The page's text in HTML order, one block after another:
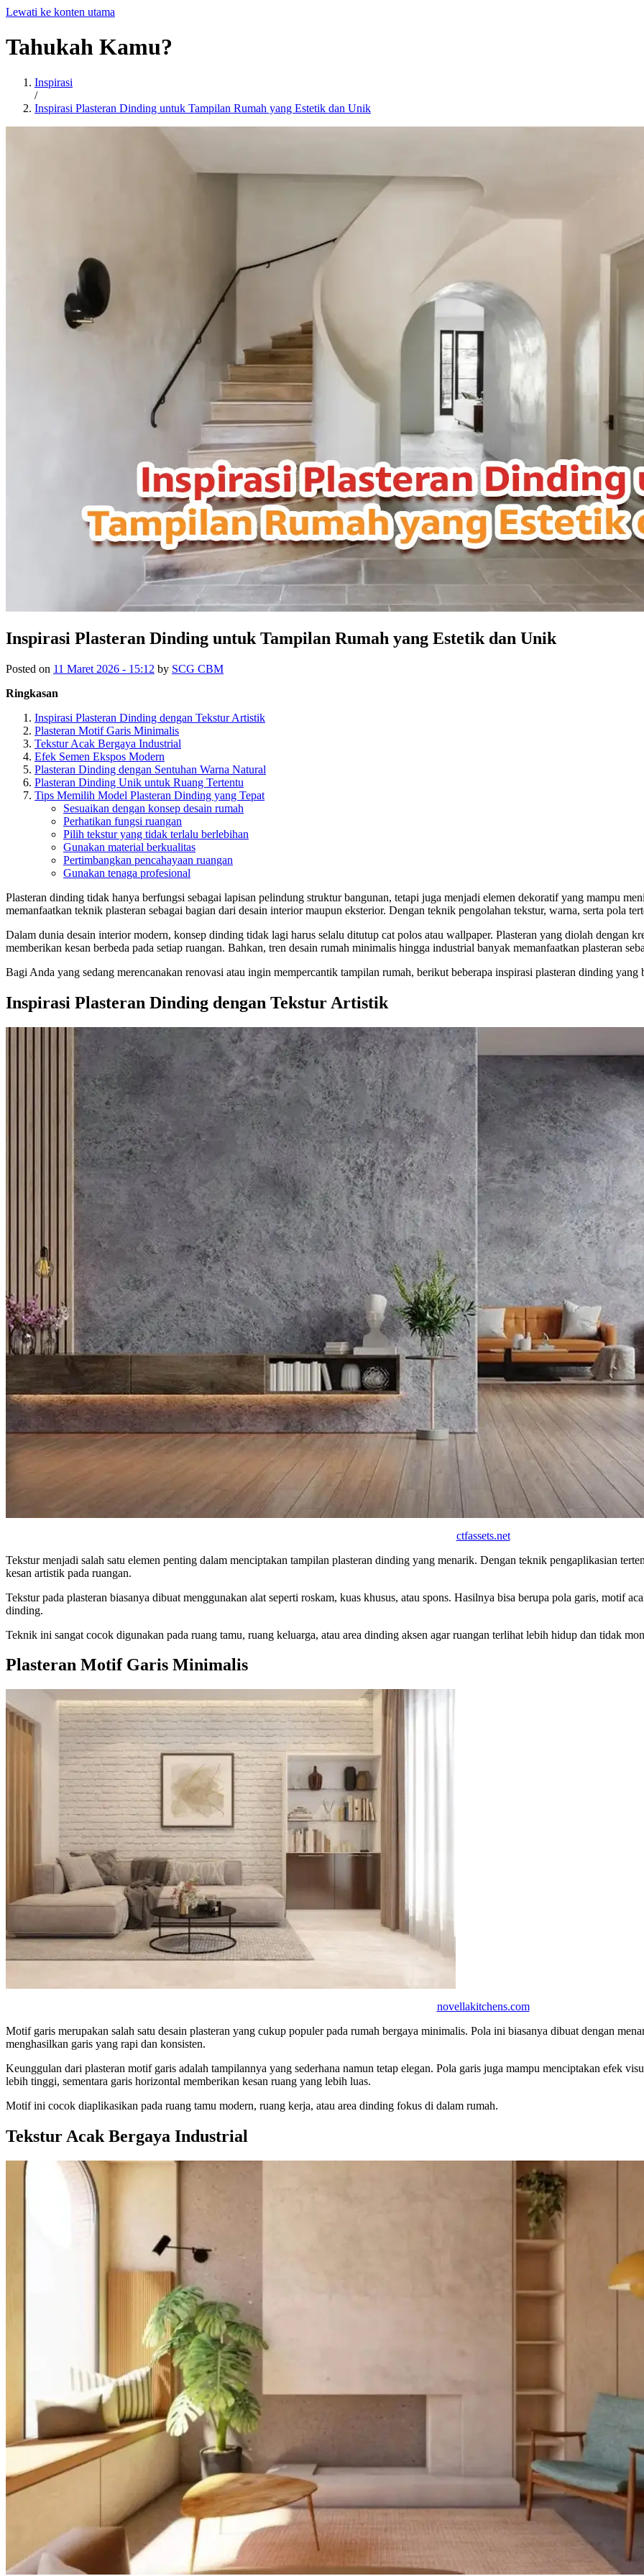
Lewati ke konten utama
Tahukah Kamu?
Inspirasi
/
Inspirasi Plasteran Dinding untuk Tampilan Rumah yang Estetik dan Unik
Inspirasi Plasteran Dinding untuk Tampilan Rumah yang Estetik dan Unik
Posted on 11 Maret 2026 - 15:12 by SCG CBM
Ringkasan
Inspirasi Plasteran Dinding dengan Tekstur Artistik
Plasteran Motif Garis Minimalis
Tekstur Acak Bergaya Industrial
Efek Semen Ekspos Modern
Plasteran Dinding dengan Sentuhan Warna Natural
Plasteran Dinding Unik untuk Ruang Tertentu
Tips Memilih Model Plasteran Dinding yang Tepat
Sesuaikan dengan konsep desain rumah
Perhatikan fungsi ruangan
Pilih tekstur yang tidak terlalu berlebihan
Gunakan material berkualitas
Pertimbangkan pencahayaan ruangan
Gunakan tenaga profesional
Plasteran dinding tidak hanya berfungsi sebagai lapisan pelindung struktur bangunan, tetapi juga menjadi elemen dekoratif yang mampu
memanfaatkan teknik plasteran sebagai bagian dari desain interior maupun eksterior. Dengan teknik pengolahan tekstur, warna, serta pola
Dalam dunia desain interior modern, konsep dinding tidak lagi harus selalu ditutup cat polos atau wallpaper. Plasteran yang diolah dengan
memberikan kesan berbeda pada setiap ruangan. Bahkan, tren desain rumah minimalis hingga industrial banyak memanfaatkan plasteran
Bagi Anda yang sedang merencanakan renovasi atau ingin mempercantik tampilan rumah, berikut beberapa inspirasi plasteran dinding yang
Inspirasi Plasteran Dinding dengan Tekstur Artistik
ctfassets.net
Tekstur menjadi salah satu elemen penting dalam menciptakan tampilan plasteran dinding yang menarik. Dengan teknik pengaplikasian
kesan artistik pada ruangan.
Tekstur pada plasteran biasanya dibuat menggunakan alat seperti roskam, kuas khusus, atau spons. Hasilnya bisa berupa pola garis, motif
dinding.
Teknik ini sangat cocok digunakan pada ruang tamu, ruang keluarga, atau area dinding aksen agar ruangan terlihat lebih hidup dan tidak
Plasteran Motif Garis Minimalis
novellakitchens.com
Motif garis merupakan salah satu desain plasteran yang cukup populer pada rumah bergaya minimalis. Pola ini biasanya dibuat dengan
menghasilkan garis yang rapi dan konsisten.
Keunggulan dari plasteran motif garis adalah tampilannya yang sederhana namun tetap elegan. Pola garis juga mampu menciptakan efek
lebih tinggi, sementara garis horizontal memberikan kesan ruang yang lebih luas.
Motif ini cocok diaplikasikan pada ruang tamu modern, ruang kerja, atau area dinding fokus di dalam rumah.
Tekstur Acak Bergaya Industrial